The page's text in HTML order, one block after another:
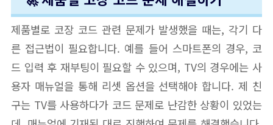
제품별로 코장 코드 관련 문제가 발생했을 때는, 각기 다
른 접근법이 필요합니다. 예를 들어 스마트폰의 경우, 코
드 입력 후 재부팅이 필요할 수 있으며, TV의 경우에는 사
용자 매뉴얼을 통해 리셋 옵션을 선택해야 합니다. 제 친
구는 TV를 사용하다가 코드 문제로 난감한 상황이 있었는